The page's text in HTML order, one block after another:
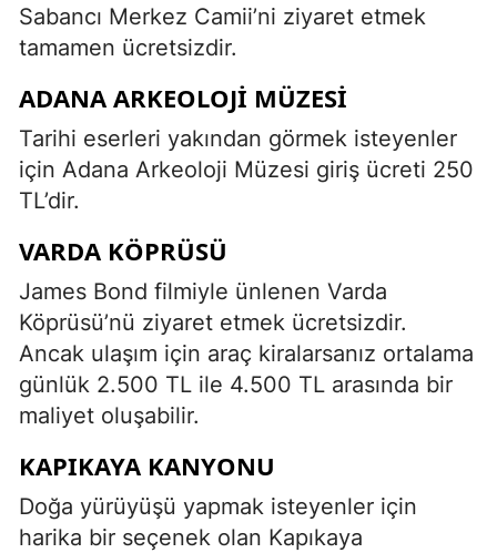
Sabancı Merkez Camii’ni ziyaret etmek
tamamen ücretsizdir.
ADANA ARKEOLOJI MÜZESI
Tarihi eserleri yakından görmek isteyenler
için Adana Arkeoloji Müzesi giriş ücreti 250
TL’dir.
VARDA KÖPRÜSÜ
James Bond filmiyle ünlenen Varda
Köprüsü’nü ziyaret etmek ücretsizdir.
Ancak ulaşım için araç kiralarsanız ortalama
günlük 2.500 TL ile 4.500 TL arasında bir
maliyet oluşabilir.
KAPIKAYA KANYONU
Doğa yürüyüşü yapmak isteyenler için
harika bir seçenek olan Kapıkaya